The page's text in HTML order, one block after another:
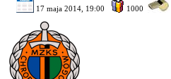
17 maja 2014, 19:00 1000